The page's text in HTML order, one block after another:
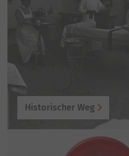
Historischer Weg